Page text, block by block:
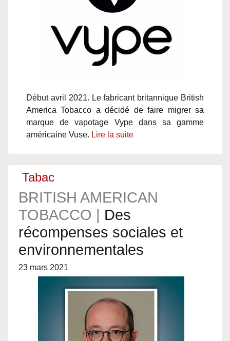
Début avril 2021. Le fabricant britannique British
America Tobacco a décidé de faire migrer sa
marque de vapotage Vype dans sa gamme
américaine Vuse. Lire la suite
Tabac
BRITISH AMERICAN
TOBACCO | Des
récompenses sociales et
environnementales
23 mars 2021